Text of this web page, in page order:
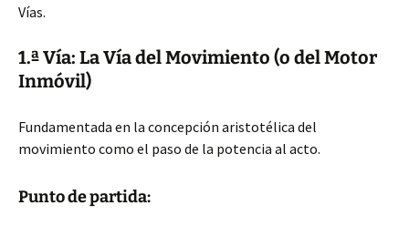
Vías.
1.ª Vía: La Vía del Movimiento (o del Motor
Inmóvil)
Fundamentada en la concepción aristotélica del
movimiento como el paso de la potencia al acto.
Punto de partida: